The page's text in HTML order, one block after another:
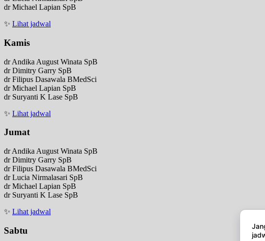
dr Michael Lapian SpB
✨ Lihat jadwal
Kamis
dr Andika August Winata SpB
dr Dimitry Garry SpB
dr Filipus Dasawala BMedSci
dr Michael Lapian SpB
dr Suryanti K Lase SpB
✨ Lihat jadwal
Jumat
dr Andika August Winata SpB
dr Dimitry Garry SpB
dr Filipus Dasawala BMedSci
dr Lucia Nirmalasari SpB
dr Michael Lapian SpB
dr Suryanti K Lase SpB
✨ Lihat jadwal
Sabtu